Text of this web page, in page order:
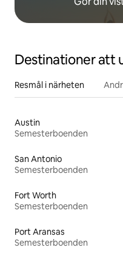
Destinationer att
Resmål i närheten
Austin
Semesterboenden
San Antonio
Semesterboenden
Fort Worth
Semesterboenden
Port Aransas
Semesterboenden